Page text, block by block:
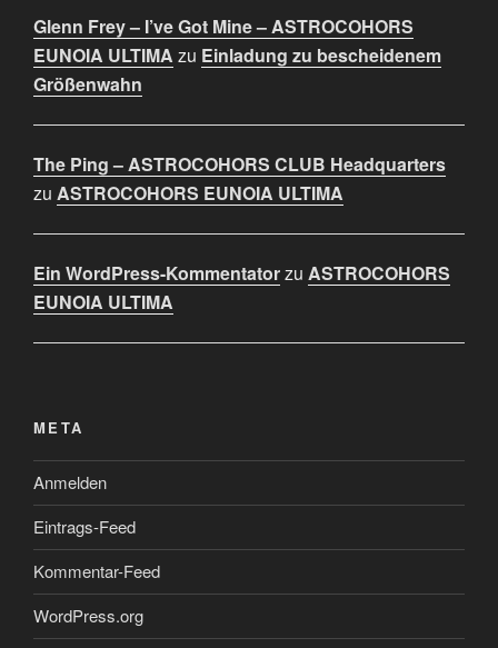
Glenn Frey – I’ve Got Mine – ASTROCOHORS
EUNOIA ULTIMA zu Einladung zu bescheidenem
Größenwahn
The Ping – ASTROCOHORS CLUB Headquarters
zu ASTROCOHORS EUNOIA ULTIMA
Ein WordPress-Kommentatorzu ASTROCOHORS
EUNOIA ULTIMA
META
Anmelden
Eintrags-Feed
Kommentar-Feed
WordPress.org